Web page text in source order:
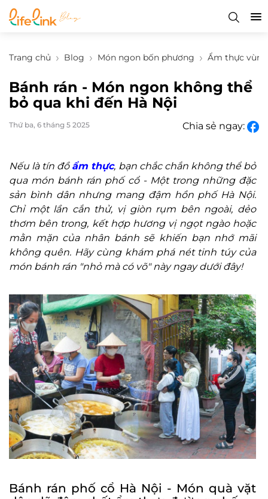
Trang chủ Blog Món ngon bốn phương Ẩm thực
Bánh rán - Món ngon không thể
bỏ qua khi đến Hà Nội
Thứ ba, 6 tháng 5 2025 Chia sẻ ngay:
Nếu là tín đồ ẩm thực, bạn chắc chắn không thể bỏ
qua món bánh rán phố cổ - Một trong những đặc
sản bình dân nhưng mang đậm hồn phố Hà Nội.
Chỉ một lần cắn thử, vị giòn rụm bên ngoài, dẻo
thơm bên trong, kết hợp hương vị ngọt ngào hoặc
mằn mặn của nhân bánh sẽ khiến bạn nhớ mãi
không quên. Hãy cùng khám phá nét tinh túy của
món bánh rán "nhỏ mà có võ" này ngay dưới đây!
Bánh rán phố cổ Hà Nội - Món quà vặt